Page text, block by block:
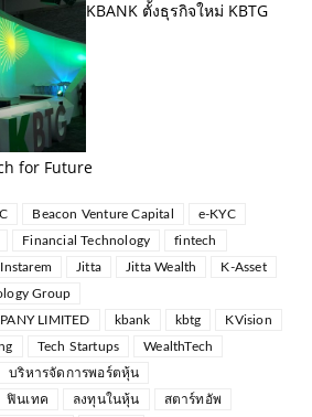
KBANK ตั้งธุรกิจใหม่ KBTG
for Future
Beacon Venture Capital
e-KYC
Financial Technology
fintech
Instarem Jitta Jitta Wealth
K-Asset
Group
LIMITED
kbank kbtg
KVision
Tech Startups
WealthTech
บริหารจัดการพอร์ตหุ้น
ฟินเทค ลงทุนในหุ้น
สตาร์ทอัพ